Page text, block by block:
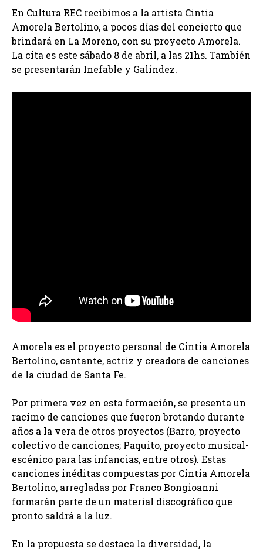
En Cultura REC recibimos a la artista Cintia
Amorela Bertolino, a pocos días del concierto que
brindará en La Moreno, con su proyecto Amorela.
La cita es este sábado 8 de abril, a las 21hs. También
se presentarán Inefable y Galíndez.
Amorela es el proyecto personal de Cintia Amorela
Bertolino, cantante, actriz y creadora de canciones
de la ciudad de Santa Fe.
Por primera vez en esta formación, se presenta un
racimo de canciones que fueron brotando durante
años a la vera de otros proyectos (Barro, proyecto
colectivo de canciones; Paquito, proyecto musical-
escénico para las infancias, entre otros). Estas
canciones inéditas compuestas por Cintia Amorela
Bertolino, arregladas por Franco Bongioanni
formarán parte de un material discográfico que
pronto saldrá a la luz.
En la propuesta se destaca la diversidad, la